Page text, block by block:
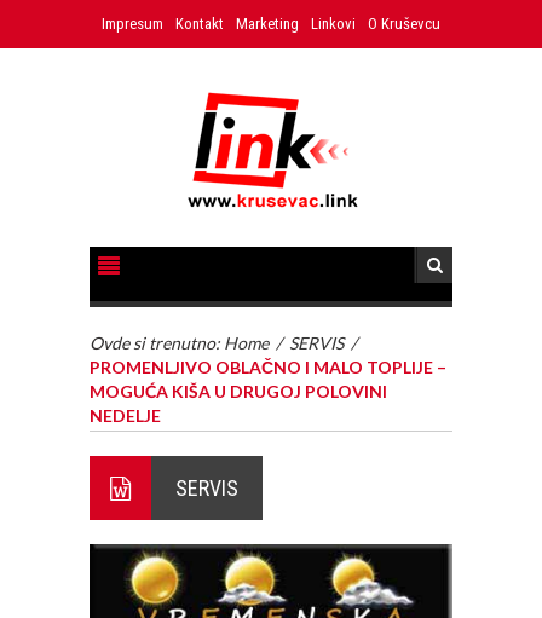
Impresum Kontakt Marketing Linkovi O Kruševcu
Ovde si trenutno: Home / SERVIS /
PROMENLJIVO OBLAČNO I MALO TOPLIJE –
MOGUĆA KIŠA U DRUGOJ POLOVINI
NEDELJE
SERVIS